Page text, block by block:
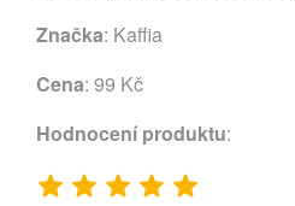
Značka: Kaffia
Cena: 99 Kč
Hodnocení produktu: